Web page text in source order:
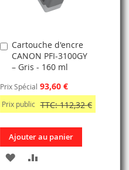
Cartouche d'encre
CANON PFI-3100GY
– Gris - 160 ml
Prix Spécial 93,60 €
Prix public TTC: 112,32 €
Ajouter
au
panier
Ajouter au panier
AJOUTER